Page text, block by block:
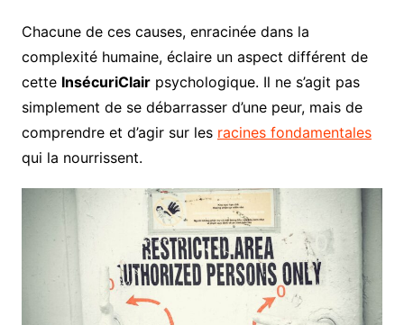
Chacune de ces causes, enracinée dans la
complexité humaine, éclaire un aspect différent de
cette InsécuriClairpsychologique. Il ne s’agit pas
simplement de se débarrasser d’une peur, mais de
comprendre et d’agir sur les racines fondamentales
qui la nourrissent.